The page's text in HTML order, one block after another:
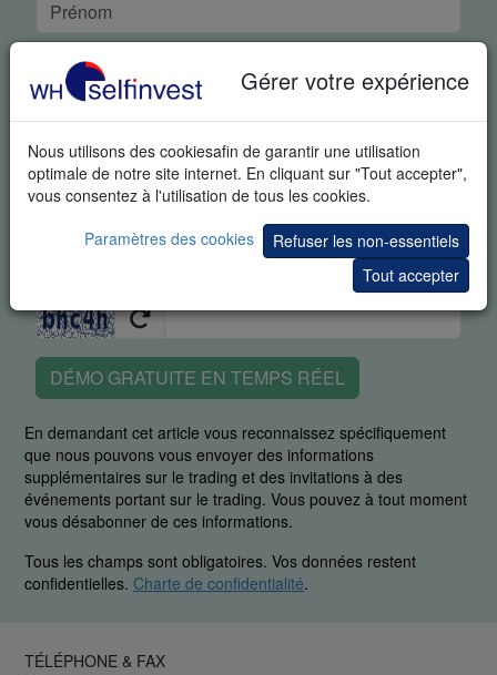
Gérer votre expérience
Nous utilisons des cookiesafin de garantir une utilisation
optimale de notre site internet. En cliquant sur "Tout accepter",
vous consentez à l'utilisation de tous les cookies.
Paramètres des cookies
Refuser les non-essentiels
Tout accepter
DÉMO GRATUITE EN TEMPS RÉEL
En demandant cet article vous reconnaissez spécifiquement
que nous pouvons vous envoyer des informations
supplémentaires sur le trading et des invitations à des
événements portant sur le trading. Vous pouvez à tout moment
vous désabonner de ces informations.
Tous les champs sont obligatoires. Vos données restent
confidentielles. Charte de confidentialité.
TÉLÉPHONE & FAX